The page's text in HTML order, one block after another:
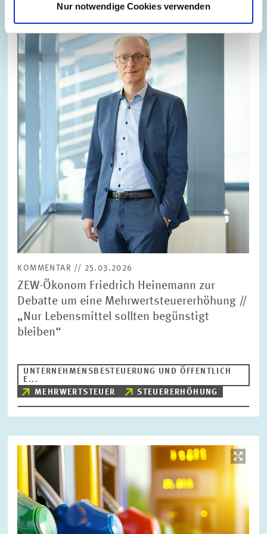
Nur notwendige Cookies verwenden
Bild
in
vergrößerter
Ansicht
KOMMENTAR // 25.03.2026
ZEW-Ökonom Friedrich Heinemann zur
Debatte um eine Mehrwertsteuererhöhung //
„Nur Lebensmittel sollten begünstigt
bleiben“
UNTERNEHMENSBESTEUERUNG UND ÖFFENTLICH
E...
MEHRWERTSTEUER
STEUERERHÖHUNG
Bild
öffnet
vergrößerter
Ansicht